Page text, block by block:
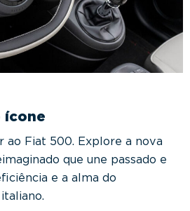
ícone
ao Fiat 500. Explore a nova
que une passado e
e a alma do